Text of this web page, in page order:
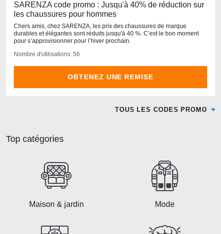
SARENZA code promo : Jusqu'à 40% de réduction sur
les chaussures pour hommes
Chers amis, chez SARENZA, les prix des chaussures de marque
durables et élégantes sont réduits jusqu'à 40 %. C’est le bon moment
pour s’approvisionner pour l’hiver prochain.
Nombre d'utilisations: 56
OBTENEZ UNE REMISE
TOUS LES CODES PROMO
Top catégories
Maison & jardin Mode